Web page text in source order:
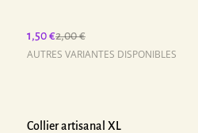
1,50 €2,00 €
AUTRES VARIANTES DISPONIBLES
Collier artisanal XL